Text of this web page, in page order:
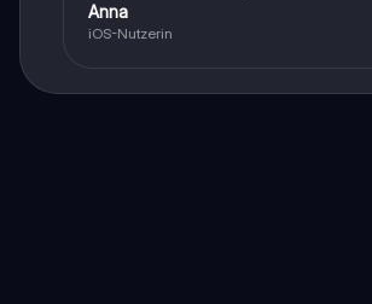
Anna
iOS-Nutzerin